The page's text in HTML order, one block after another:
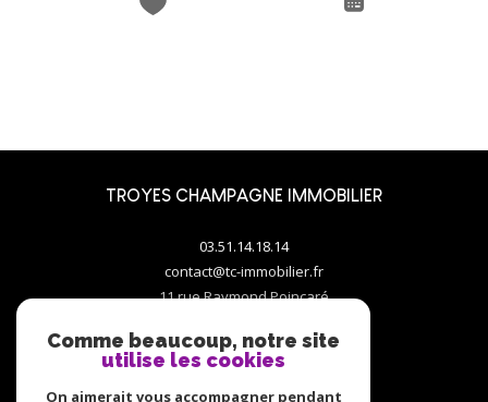
TROYES CHAMPAGNE IMMOBILIER
03.51.14.18.14
contact@tc-immobilier.fr
11 rue Raymond Poincaré
Comme beaucoup, notre site
utilise les cookies
On aimerait vous accompagner pendant